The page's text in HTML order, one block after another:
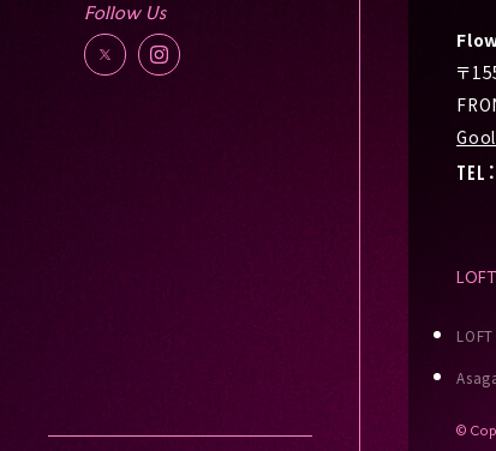
Follow Us
〒
TEL
©